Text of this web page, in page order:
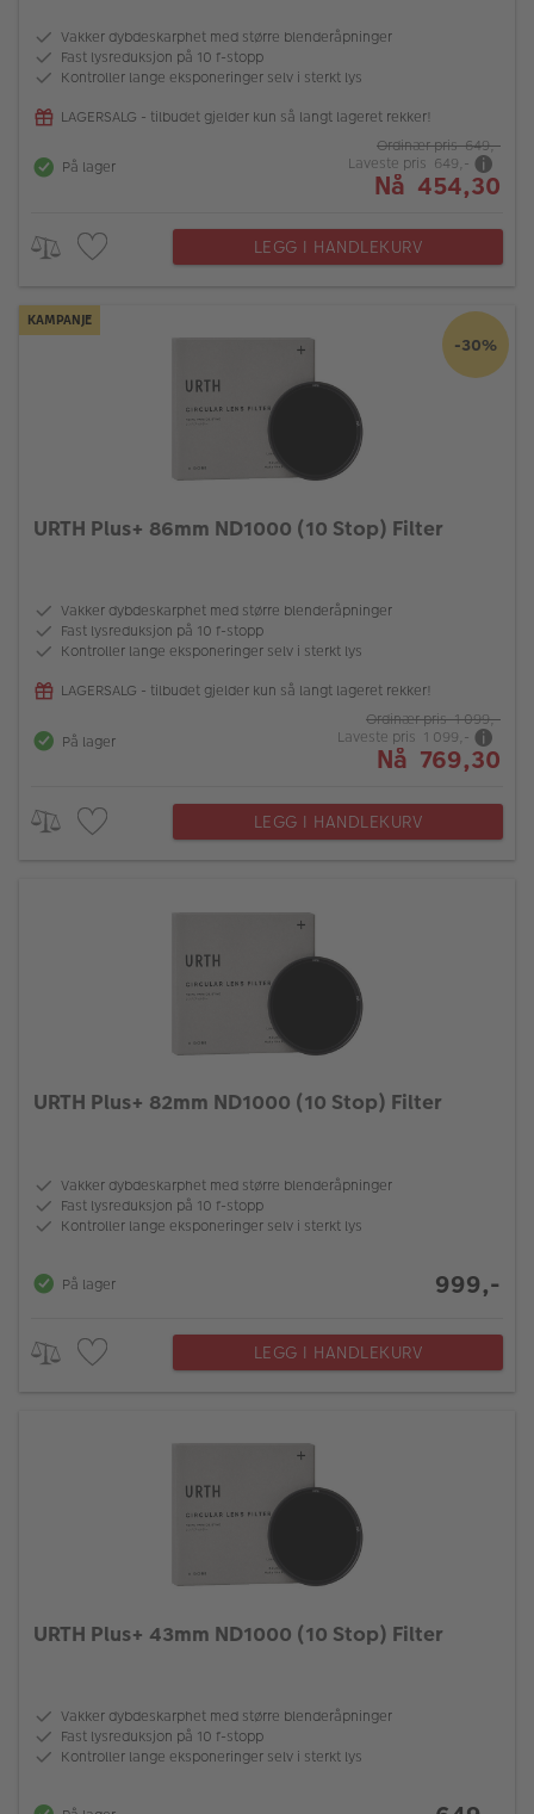
Vakker dybdeskarphet med større blenderåpninger
Fast lysreduksjon på 10 f-stopp
Kontroller lange eksponeringer selv i sterkt lys
LAGERSALG - tilbudet gjelder kun så langt lageret rekker!
På lager
Ordinær pris 649,-
Laveste pris 649,-
Nå 454,30
LEGG I HANDLEKURV
KAMPANJE
-30%
URTH Plus+ 86mm ND1000 (10 Stop) Filter
Vakker dybdeskarphet med større blenderåpninger
Fast lysreduksjon på 10 f-stopp
Kontroller lange eksponeringer selv i sterkt lys
LAGERSALG - tilbudet gjelder kun så langt lageret rekker!
På lager
Ordinær pris 1 099,-
Laveste pris 1 099,-
Nå 769,30
LEGG I HANDLEKURV
URTH Plus+ 82mm ND1000 (10 Stop) Filter
Vakker dybdeskarphet med større blenderåpninger
Fast lysreduksjon på 10 f-stopp
Kontroller lange eksponeringer selv i sterkt lys
På lager 999,-
LEGG I HANDLEKURV
URTH Plus+ 43mm ND1000 (10 Stop) Filter
Vakker dybdeskarphet med større blenderåpninger
Fast lysreduksjon på 10 f-stopp
Kontroller lange eksponeringer selv i sterkt lys